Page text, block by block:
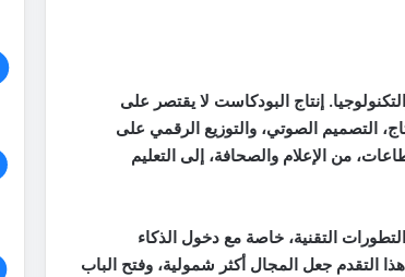
إنتاج البودكاست لا يقتصر على
التصميم الصوتي، والتوزيع الرقمي على
من الإعلام والصحافة، إلى التعليم
التقنية، خاصة مع دخول الذكاء
التقدم جعل المجال أكثر شمولية، وفتح الباب